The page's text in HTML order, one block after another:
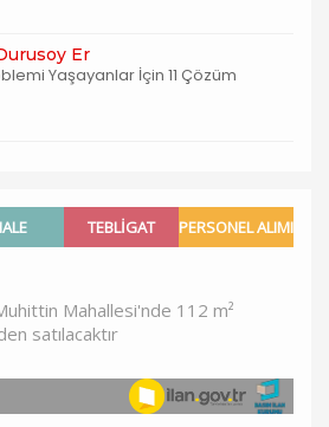
Er
Yaşayanlar İçin 11 Çözüm